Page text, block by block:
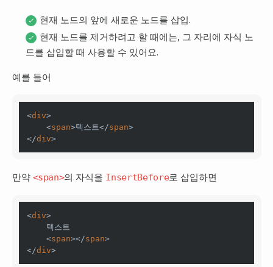
현재 노드의 앞에 새로운 노드를 삽입.
현재 노드를 제거하려고 할 때에는, 그 자리에 자식 노
드를 삽입할 때 사용할 수 있어요.
예를 들어
<div>
    <
span>텍스트</span>
</div
만약 <span>의 자식을 InsertBefore로 삽입하면
<div>
    텍스트
    <
span></span>
</div